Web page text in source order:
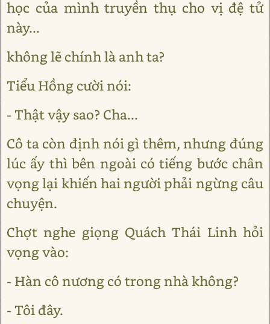
học của mình truyền thụ cho vị đệ tử
này...
không lẽ chính là anh ta?
Tiểu Hồng cười nói:
- Thật vậy sao? Cha...
Cô ta còn định nói gì thêm, nhưng đúng
lúc ấy thì bên ngoài có tiếng bước chân
vọng lại khiến hai người phải ngừng câu
chuyện.
Chợt nghe giọng Quách Thái Linh hỏi
vọng vào:
- Hàn cô nương có trong nhà không?
- Tôi đây.